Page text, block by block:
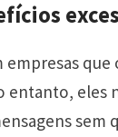
empresas
entanto, eles
sem